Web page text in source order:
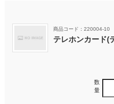
商品コード：220004-10
テレホンカード(
数
量